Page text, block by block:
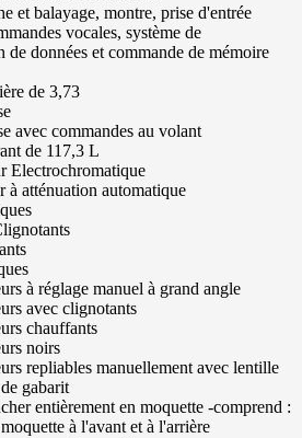
et balayage, montre, prise d'entrée
vocales, système de
données et commande de mémoire
de 3,73
avec commandes au volant
de 117,3 L
Electrochromatique
à atténuation automatique
à réglage manuel à grand angle
avec clignotants
chauffants
noirs
repliables manuellement avec lentille
gabarit
entièrement en moquette -comprend :
à l'avant et à l'arrière